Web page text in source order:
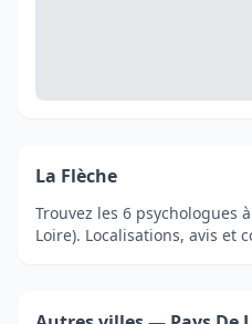
La Flèche
Trouvez les 6 psychologues à
Loire). Localisations, avis et